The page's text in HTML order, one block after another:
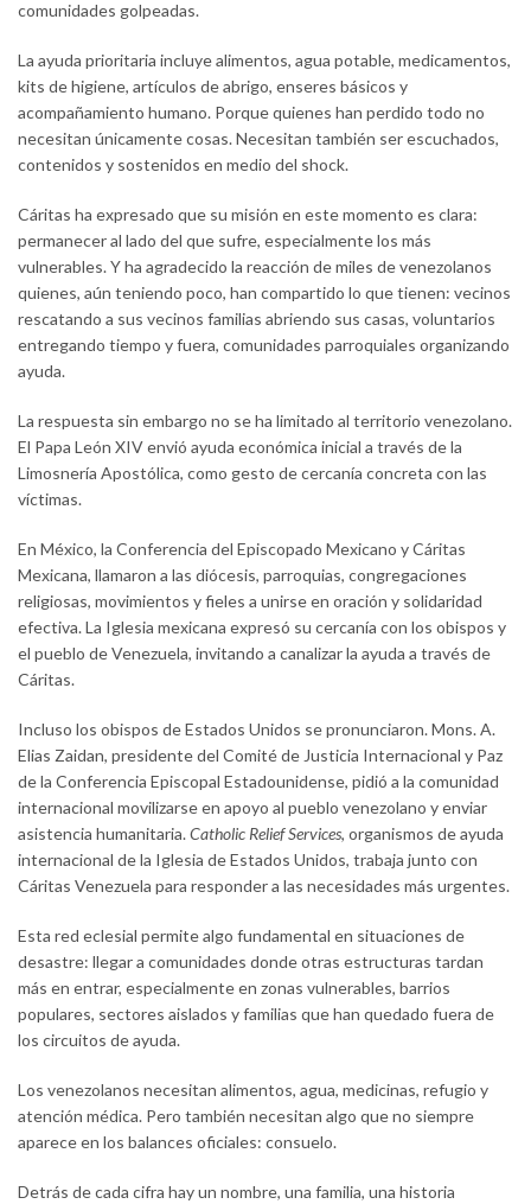
comunidades golpeadas.
La ayuda prioritaria incluye alimentos, agua potable, medicamentos,
kits de higiene, artículos de abrigo, enseres básicos y
acompañamiento humano. Porque quienes han perdido todo no
necesitan únicamente cosas. Necesitan también ser escuchados,
contenidos y sostenidos en medio del shock.
Cáritas ha expresado que su misión en este momento es clara:
permanecer al lado del que sufre, especialmente los más
vulnerables. Y ha agradecido la reacción de miles de venezolanos
quienes, aún teniendo poco, han compartido lo que tienen: vecinos
rescatando a sus vecinos familias abriendo sus casas, voluntarios
entregando tiempo y fuera, comunidades parroquiales organizando
ayuda.
La respuesta sin embargo no se ha limitado al territorio venezolano.
El Papa León XIV envió ayuda económica inicial a través de la
Limosnería Apostólica, como gesto de cercanía concreta con las
víctimas.
En México, la Conferencia del Episcopado Mexicano y Cáritas
Mexicana, llamaron a las diócesis, parroquias, congregaciones
religiosas, movimientos y fieles a unirse en oración y solidaridad
efectiva. La Iglesia mexicana expresó su cercanía con los obispos y
el pueblo de Venezuela, invitando a canalizar la ayuda a través de
Cáritas.
Incluso los obispos de Estados Unidos se pronunciaron. Mons. A.
Elias Zaidan, presidente del Comité de Justicia Internacional y Paz
de la Conferencia Episcopal Estadounidense, pidió a la comunidad
internacional movilizarse en apoyo al pueblo venezolano y enviar
asistencia humanitaria.Catholic Relief Services, organismos de ayuda
internacional de la Iglesia de Estados Unidos, trabaja junto con
Cáritas Venezuela para responder a las necesidades más urgentes.
Esta red eclesial permite algo fundamental en situaciones de
desastre: llegar a comunidades donde otras estructuras tardan
más en entrar, especialmente en zonas vulnerables, barrios
populares, sectores aislados y familias que han quedado fuera de
los circuitos de ayuda.
Los venezolanos necesitan alimentos, agua, medicinas, refugio y
atención médica. Pero también necesitan algo que no siempre
aparece en los balances oficiales: consuelo.
Detrás de cada cifra hay un nombre, una familia, una historia